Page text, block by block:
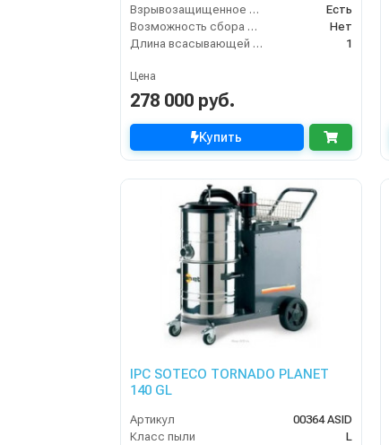
Взрывозащищенное исполнение
Есть
Возможность сбора жидкой грязи
Нет
Длина всасывающей трубки
1
Цена
278 000 руб.
Купить
IPC SOTECO TORNADO PLANET
140 GL
Артикул
00364 ASID
Класс пыли
L